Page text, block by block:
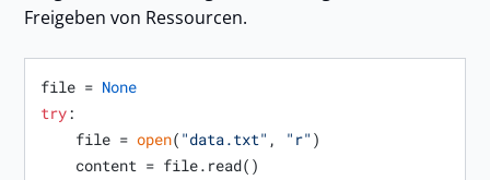
Freigeben von Ressourcen.
file = None
try:
    file =
open( "data.txt" , "r" )